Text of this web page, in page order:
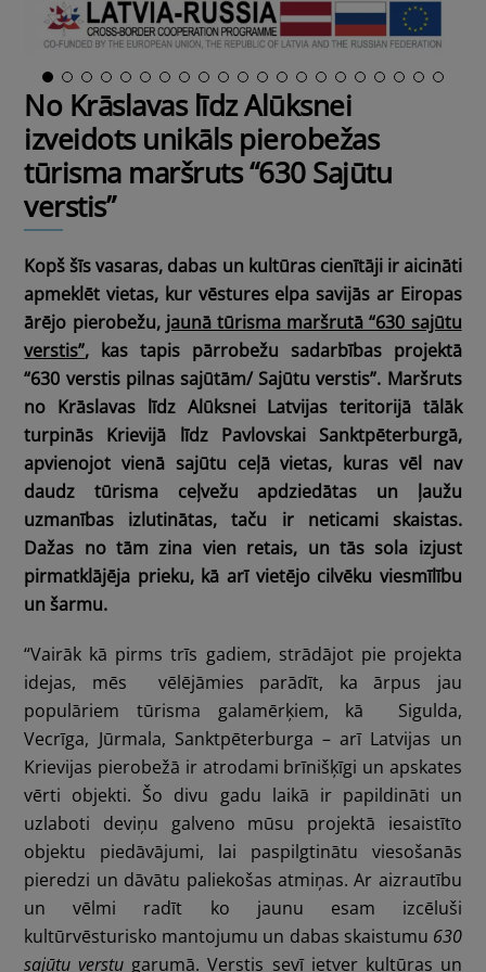
No Krāslavas līdz Alūksnei
izveidots unikāls pierobežas
tūrisma maršruts “630 Sajūtu
verstis”
Kopš šīs vasaras, dabas un kultūras cienītāji ir aicināti
apmeklēt vietas, kur vēstures elpa savijās ar Eiropas
ārējo pierobežu, jaunā tūrisma maršrutā “630 sajūtu
verstis”, kas tapis pārrobežu sadarbības projektā
“630 verstis pilnas sajūtām/ Sajūtu verstis”. Maršruts
no Krāslavas līdz Alūksnei Latvijas teritorijā tālāk
turpinās Krievijā līdz Pavlovskai Sanktpēterburgā,
apvienojot vienā sajūtu ceļā vietas, kuras vēl nav
daudz tūrisma ceļvežu apdziedātas un ļaužu
uzmanības izlutinātas, taču ir neticami skaistas.
Dažas no tām zina vien retais, un tās sola izjust
pirmatklājēja prieku, kā arī vietējo cilvēku viesmīlību
un šarmu.
“Vairāk kā pirms trīs gadiem, strādājot pie projekta
idejas, mēs vēlējāmies parādīt, ka ārpus jau
populāriem tūrisma galamērķiem, kā Sigulda,
Vecrīga, Jūrmala, Sanktpēterburga – arī Latvijas un
Krievijas pierobežā ir atrodami brīnišķīgi un apskates
vērti objekti. Šo divu gadu laikā ir papildināti un
uzlaboti deviņu galveno mūsu projektā iesaistīto
objektu piedāvājumi, lai paspilgtinātu viesošanās
pieredzi un dāvātu paliekošas atmiņas. Ar aizrautību
un vēlmi radīt ko jaunu esam izcēluši
kultūrvēsturisko mantojumu un dabas skaistumu 630
sajūtu verstu garumā. Verstis sevī ietver kultūras un